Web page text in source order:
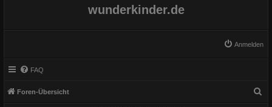
wunderkinder.de
Anmelden
FAQ
Foren-Übersicht